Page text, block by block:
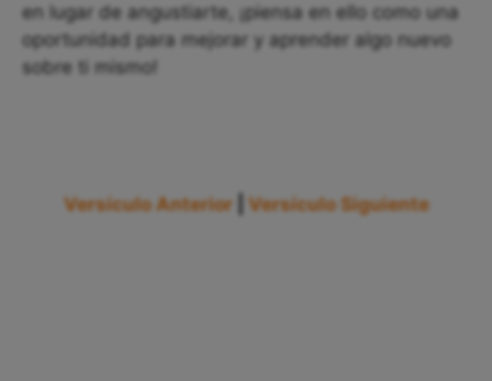
en lugar de angustiarte, ¡piensa en ello como una
oportunidad para mejorar y aprender algo nuevo
sobre ti mismo!
Versículo Anterior Versículo Siguiente